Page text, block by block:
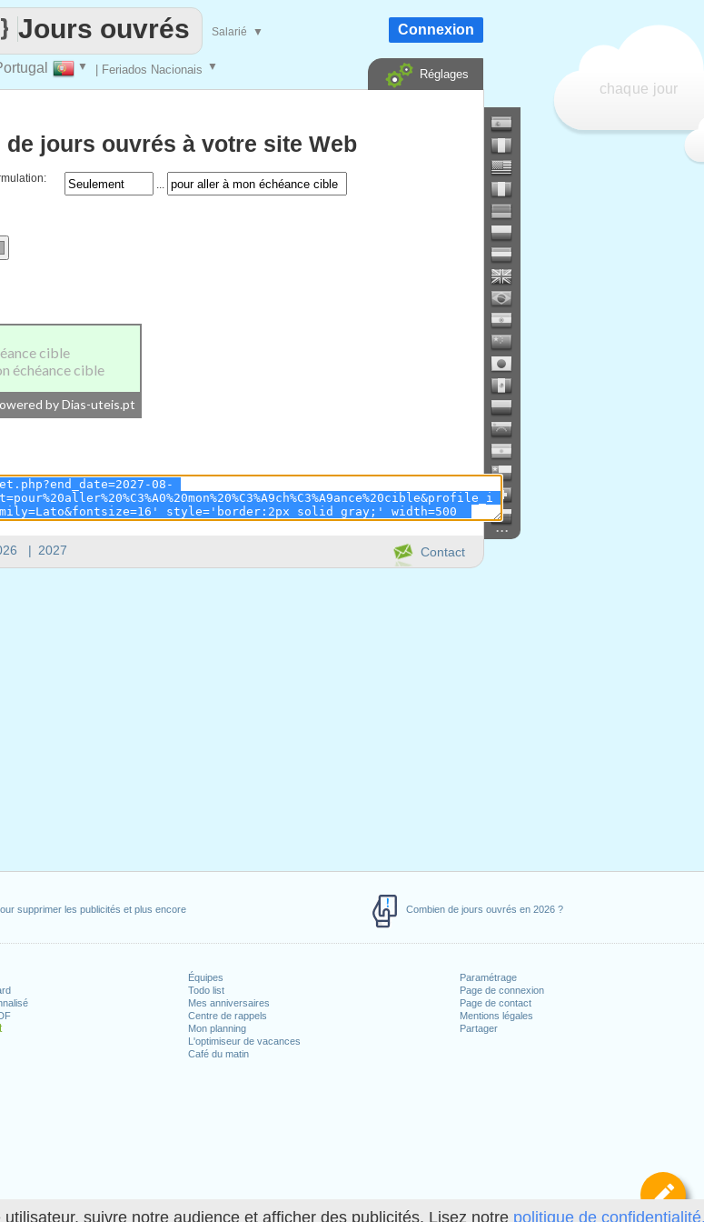
suivre notre audience et afficher des publicités. Lisez notre politique de
supprimer les publicités et plus encore Combien de jours ouvrés en 2026 ?
Équipes
Todo list
Mes anniversaires
Centre de rappels
Mon planning
L'optimiseur de vacances
Café du matin
Paramétrage
Page de connexion
Page de contact
Mentions légales
Partager
chaque jour
▼ | Feriados Nacionais ▼
Jours ouvrés Salarié ▼ Connexion
Réglages
| 2027
...
Contact
jours ouvrés à votre site Web